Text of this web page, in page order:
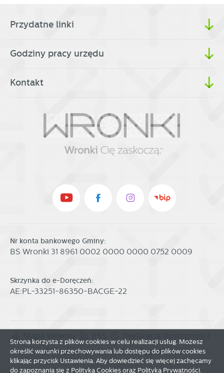
Przydatne linki
Godziny pracy urzędu
Kontakt
Nr konta bankowego Gminy:
BS Wronki 31 8961 0002 0000 0000 0752 0009
Skrzynka do e-Doręczeń:
AE:PL-33251-86350-BACGE-22
Polityka prywatności
Sygnalista
Strona korzysta z plików cookies w celu realizacji usług. Możesz
określić warunki przechowywania lub dostępu do plików cookies
klikając przycisk Ustawienia. Aby dowiedzieć się więcej zachęcamy
do zapoznania się z Polityką Cookies oraz Polityką Prywatności.